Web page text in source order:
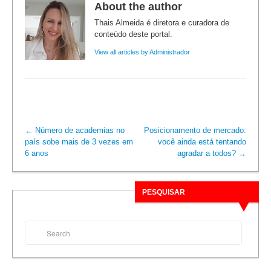
About the author
Thais Almeida é diretora e curadora de
conteúdo deste portal.
View all articles by Administrador
← Número de academias no
país sobe mais de 3 vezes em
6 anos
Posicionamento de mercado:
você ainda está tentando
agradar a todos? →
PESQUISAR